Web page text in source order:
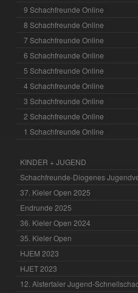
9 Schachfreunde Online
8 Schachfreunde Online
7 Schachfreunde Online
6 Schachfreunde Online
5 Schachfreunde Online
4 Schachfreunde Online
3 Schachfreunde Online
2 Schachfreunde Online
1 Schachfreunde Online
KINDER + JUGEND
Schachfreunde-Diogenes
37. Kieler Open 2025
Endrunde 2025
36. Kieler Open 2024
35. Kieler Open
HJEM 2023
HJET 2023
12. Alstertaler Jugend-